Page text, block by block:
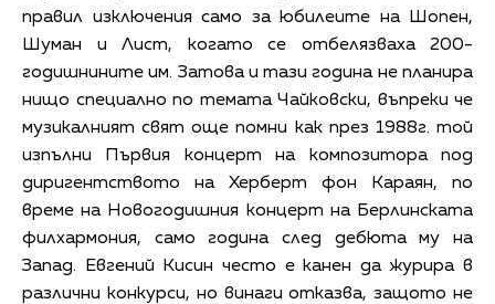
правил изключения само за юбилеите на Шопен,
Шуман и Лист, когато се отбелязваха 200-
годишнините им. Затова и тази година не планира
нищо специално по темата Чайковски, въпреки че
музикалният свят още помни как през 1988г. той
изпълни Първия концерт на композитора под
диригентството на Херберт фон Караян, по
време на Новогодишния концерт на Берлинската
филхармония, само година след дебюта му на
Запад. Евгений Кисин често е канен да журира в
различни конкурси, но винаги отказва, защото не